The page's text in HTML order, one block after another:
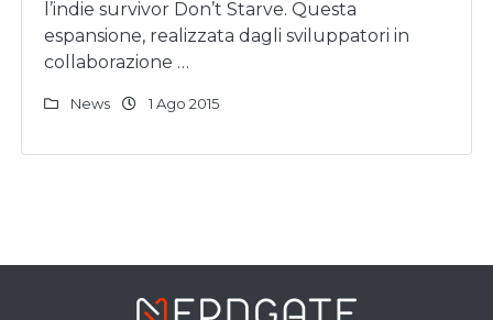
l’indie survivor Don’t Starve. Questa
espansione, realizzata dagli sviluppatori in
collaborazione …
News 1 Ago 2015